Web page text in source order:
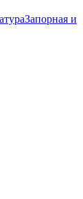
Запорная и